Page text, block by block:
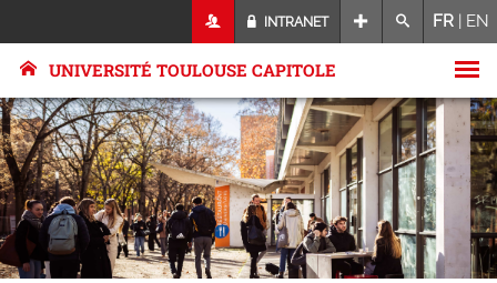
INTRANET FR | EN
UNIVERSITÉ TOULOUSE CAPITOLE